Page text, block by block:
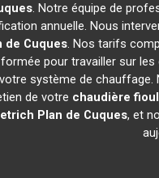
. Notre équipe de
annuelle. Nous
de Cuques. Nos tarifs
pour travailler sur les
système de
de votre chaudière
Plan de Cuques, et